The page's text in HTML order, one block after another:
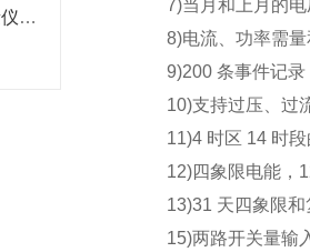
ADW300环保用电无线计量仪表对接昊美平台实例
7)当月和上月的电
8)电流、功率需量
9)200 条事件记录
10)支持过压、过流
11)4 时区 14 时段
12)四象限电能，
13)31 天四象限和
15)两路开关量输入